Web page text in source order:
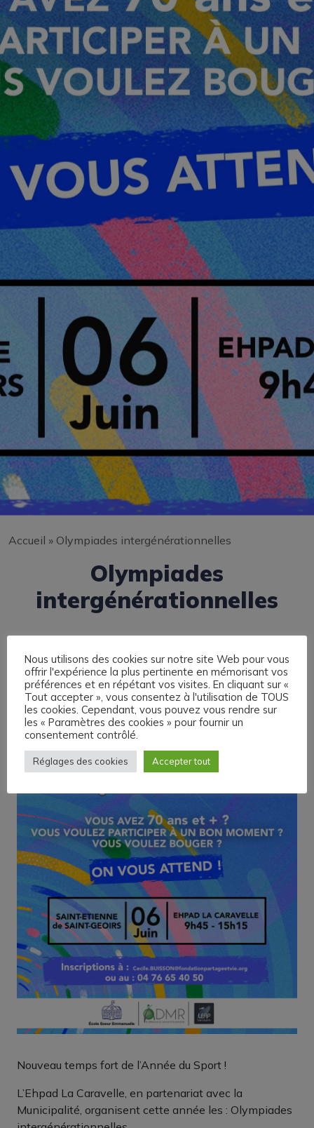
Accueil » Olympiades intergénérationnelles
Olympiades
intergénérationnelles
Nouveau temps fort de l’Année du Sport !
L’Ehpad La Caravelle, en partenariat avec la
Municipalité, organisent cette année les : Olympiades
Nous utilisons des cookies sur notre site Web pour vous
offrir l'expérience la plus pertinente en mémorisant vos
préférences et en répétant vos visites. En cliquant sur «
Tout accepter », vous consentez à l'utilisation de TOUS
les cookies. Cependant, vous pouvez vous rendre sur
les « Paramètres des cookies » pour fournir un
consentement contrôlé.
Réglages des cookies Accepter tout